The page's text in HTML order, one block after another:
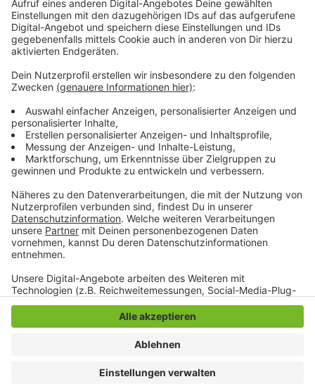
bekommen. Wie viel Geld nach der ersten Förderphase
noch übrig ist, ist in den einzelnen Bezirken
unterschiedlich. Im Stadtbezirk Nord gibt es zum
waren 33 Anträge eingegangen - unter anderem zu
Stadtteilfesten und Maßnahmen auf Sportanlagen.
Zum Online-Antrag geht es hier.
Anzeige